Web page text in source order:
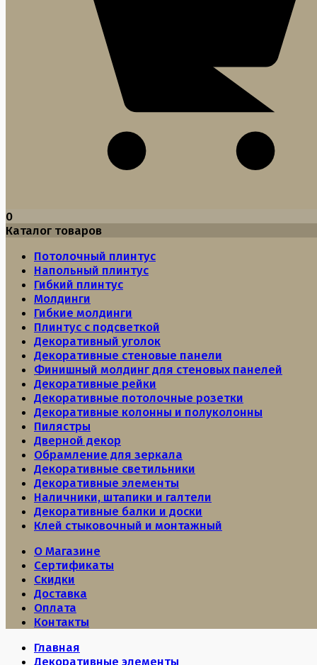
0
Каталог товаров
Потолочный плинтус
Напольный плинтус
Гибкий плинтус
Молдинги
Гибкие молдинги
Плинтус с подсветкой
Декоративный уголок
Декоративные стеновые панели
Финишный молдинг для стеновых панелей
Декоративные рейки
Декоративные потолочные розетки
Декоративные колонны и полуколонны
Пилястры
Дверной декор
Обрамление для зеркала
Декоративные светильники
Декоративные элементы
Наличники, штапики и галтели
Декоративные балки и доски
Клей стыковочный и монтажный
О Магазине
Сертификаты
Скидки
Доставка
Оплата
Контакты
Главная
Декоративные элементы